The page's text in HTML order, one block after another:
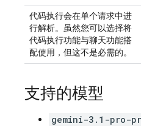
代码执行会在单个请求中进
行解析。虽然您可以选择将
代码执行功能与聊天功能搭
配使用，但这不是必需的。
支持的模型
gemini-3.1-pro-